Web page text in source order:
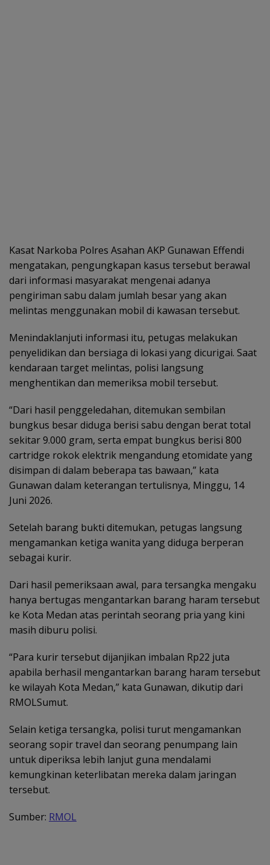
Kasat Narkoba Polres Asahan AKP Gunawan Effendi
mengatakan, pengungkapan kasus tersebut berawal
dari informasi masyarakat mengenai adanya
pengiriman sabu dalam jumlah besar yang akan
melintas menggunakan mobil di kawasan tersebut.
Menindaklanjuti informasi itu, petugas melakukan
penyelidikan dan bersiaga di lokasi yang dicurigai. Saat
kendaraan target melintas, polisi langsung
menghentikan dan memeriksa mobil tersebut.
“Dari hasil penggeledahan, ditemukan sembilan
bungkus besar diduga berisi sabu dengan berat total
sekitar 9.000 gram, serta empat bungkus berisi 800
cartridge rokok elektrik mengandung etomidate yang
disimpan di dalam beberapa tas bawaan,” kata
Gunawan dalam keterangan tertulisnya, Minggu, 14
Juni 2026.
Setelah barang bukti ditemukan, petugas langsung
mengamankan ketiga wanita yang diduga berperan
sebagai kurir.
Dari hasil pemeriksaan awal, para tersangka mengaku
hanya bertugas mengantarkan barang haram tersebut
ke Kota Medan atas perintah seorang pria yang kini
masih diburu polisi.
“Para kurir tersebut dijanjikan imbalan Rp22 juta
apabila berhasil mengantarkan barang haram tersebut
ke wilayah Kota Medan,” kata Gunawan, dikutip dari
RMOLSumut.
Selain ketiga tersangka, polisi turut mengamankan
seorang sopir travel dan seorang penumpang lain
untuk diperiksa lebih lanjut guna mendalami
kemungkinan keterlibatan mereka dalam jaringan
tersebut.
Sumber: RMOL